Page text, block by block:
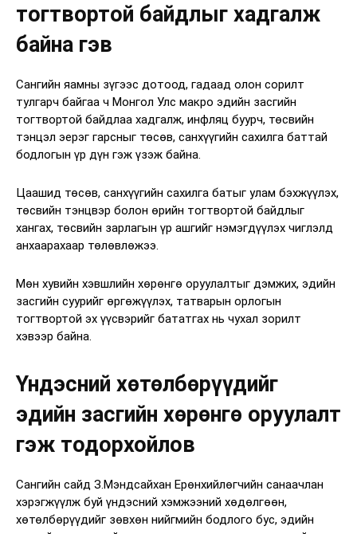
тогтвортой байдлыг хадгалж
байна гэв
Сангийн яамны зүгээс дотоод, гадаад олон сорилт
тулгарч байгаа ч Монгол Улс макро эдийн засгийн
тогтвортой байдлаа хадгалж, инфляц буурч, төсвийн
тэнцэл эерэг гарсныг төсөв, санхүүгийн сахилга баттай
бодлогын үр дүн гэж үзэж байна.
Цаашид төсөв, санхүүгийн сахилга батыг улам бэхжүүлэх,
төсвийн тэнцвэр болон өрийн тогтвортой байдлыг
хангах, төсвийн зарлагын үр ашгийг нэмэгдүүлэх чиглэлд
анхаарахаар төлөвлөжээ.
Мөн хувийн хэвшлийн хөрөнгө оруулалтыг дэмжих, эдийн
засгийн суурийг өргөжүүлэх, татварын орлогын
тогтвортой эх үүсвэрийг бататгах нь чухал зорилт
хэвээр байна.
Үндэсний хөтөлбөрүүдийг
эдийн засгийн хөрөнгө оруулалт
гэж тодорхойлов
Сангийн сайд З.Мэндсайхан Ерөнхийлөгчийн санаачлан
хэрэгжүүлж буй үндэсний хэмжээний хөдөлгөөн,
хөтөлбөрүүдийг зөвхөн нийгмийн бодлого бус, эдийн